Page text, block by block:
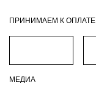
ПРИНИМАЕМ К ОПЛАТЕ
МЕДИА